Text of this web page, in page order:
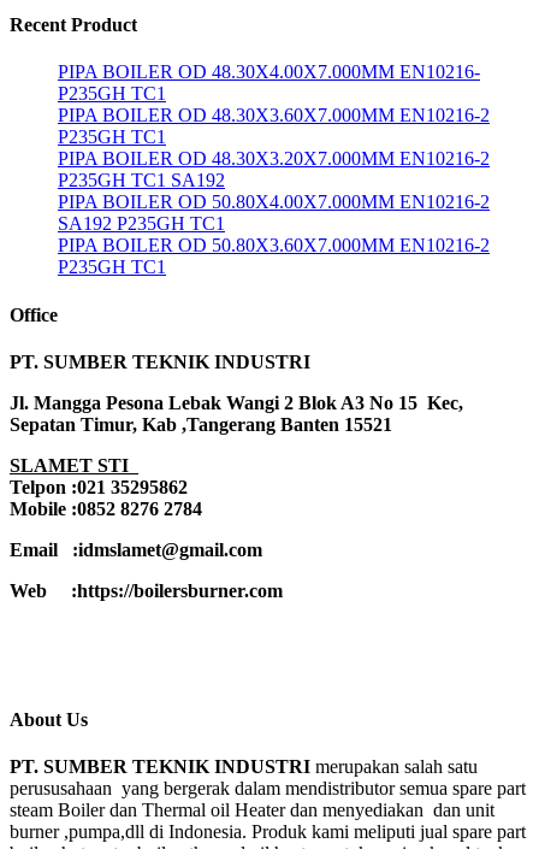
Recent Product
PIPA BOILER OD 48.30X4.00X7.000MM EN10216-
P235GH TC1
PIPA BOILER OD 48.30X3.60X7.000MM EN10216-2
P235GH TC1
PIPA BOILER OD 48.30X3.20X7.000MM EN10216-2
P235GH TC1 SA192
PIPA BOILER OD 50.80X4.00X7.000MM EN10216-2
SA192 P235GH TC1
PIPA BOILER OD 50.80X3.60X7.000MM EN10216-2
P235GH TC1
Office
PT. SUMBER TEKNIK INDUSTRI
Jl. Mangga Pesona Lebak Wangi 2 Blok A3 No 15 Kec,
Sepatan Timur, Kab ,Tangerang Banten 15521
SLAMET STI
Telpon :021 35295862
Mobile :0852 8276 2784
Email :idmslamet@gmail.com
Web :https://boilersburner.com
About Us
PT. SUMBER TEKNIK INDUSTRI merupakan salah satu
perususahaan yang bergerak dalam mendistributor semua spare part
steam Boiler dan Thermal oil Heater dan menyediakan dan unit
burner ,pumpa,dll di Indonesia. Produk kami meliputi jual spare part